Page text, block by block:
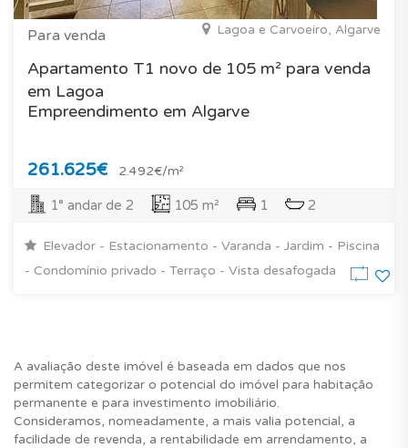
Para venda Lagoa e Carvoeiro, Algarve
Apartamento T1 novo de 105 m² para venda
em Lagoa
Empreendimento em Algarve
261.625€ 2.492€/m²
1° andar de 2 105 m² 1 2
Elevador - Estacionamento - Varanda - Jardim - Piscina
- Condomínio privado - Terraço - Vista desafogada
A avaliação deste imóvel é baseada em dados que nos
permitem categorizar o potencial do imóvel para habitação
permanente e para investimento imobiliário.
Consideramos, nomeadamente, a mais valia potencial, a
facilidade de revenda, a rentabilidade em arrendamento, a